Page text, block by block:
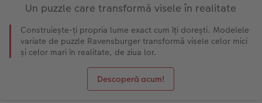
Un puzzle care transformă visele în realitate
Construiește-ți propria lume exact cum îți dorești. Modelele
variate de puzzle Ravensburger transformă visele celor mici
și celor mari în realitate, de ziua lor.
Descoperă acum!